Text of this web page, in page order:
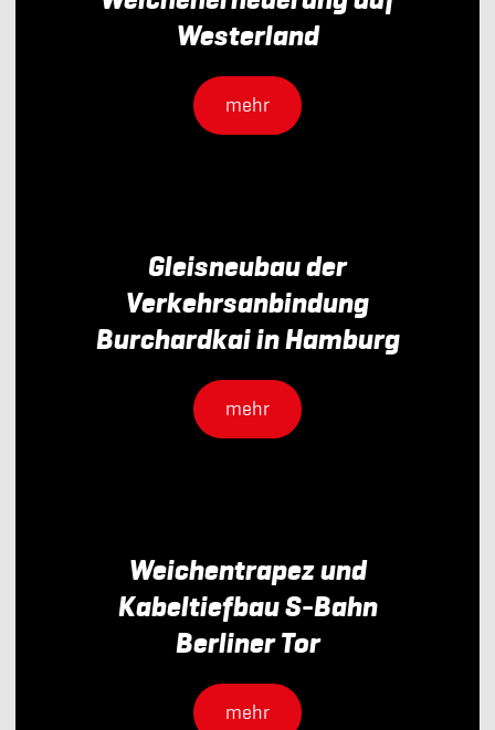
Westerland
mehr
Gleisneubau der
Verkehrsanbindung
Burchardkai in Hamburg
mehr
Weichentrapez und
Kabeltiefbau S-Bahn
Berliner Tor
mehr